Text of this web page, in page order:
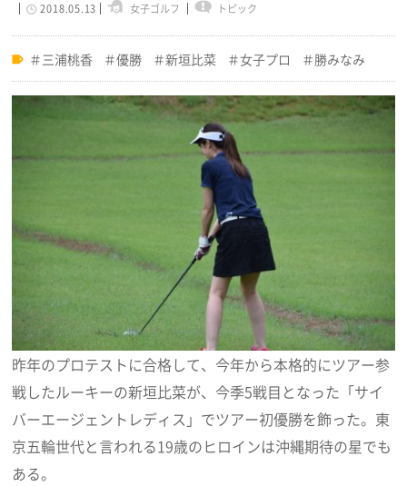
2018.05.13 女子ゴルフ トピック
三浦桃香 優勝 新垣比菜 女子プロ 勝みなみ
昨年のプロテストに合格して、今年から本格的にツアー参
戦したルーキーの新垣比菜が、今季5戦目となった「サイ
バーエージェントレディス」でツアー初優勝を飾った。東
京五輪世代と言われる19歳のヒロインは沖縄期待の星でも
ある。